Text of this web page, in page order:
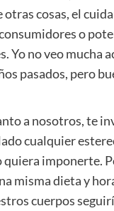
otras cosas, el
o
Yo no veo mucha
pasados, pero
a nosotros, te
cualquier
quiera imponerte.
misma dieta y
cuerpos